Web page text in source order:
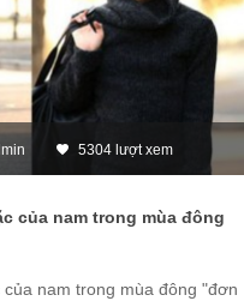
5304 lượt xem
của nam trong mùa đông
nam trong mùa đông "đơn